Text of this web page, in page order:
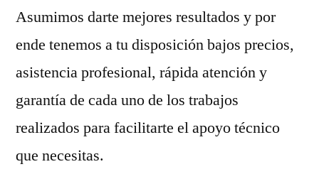
Asumimos darte mejores resultados y por
ende tenemos a tu disposición bajos precios,
asistencia profesional, rápida atención y
garantía de cada uno de los trabajos
realizados para facilitarte el apoyo técnico
que necesitas.